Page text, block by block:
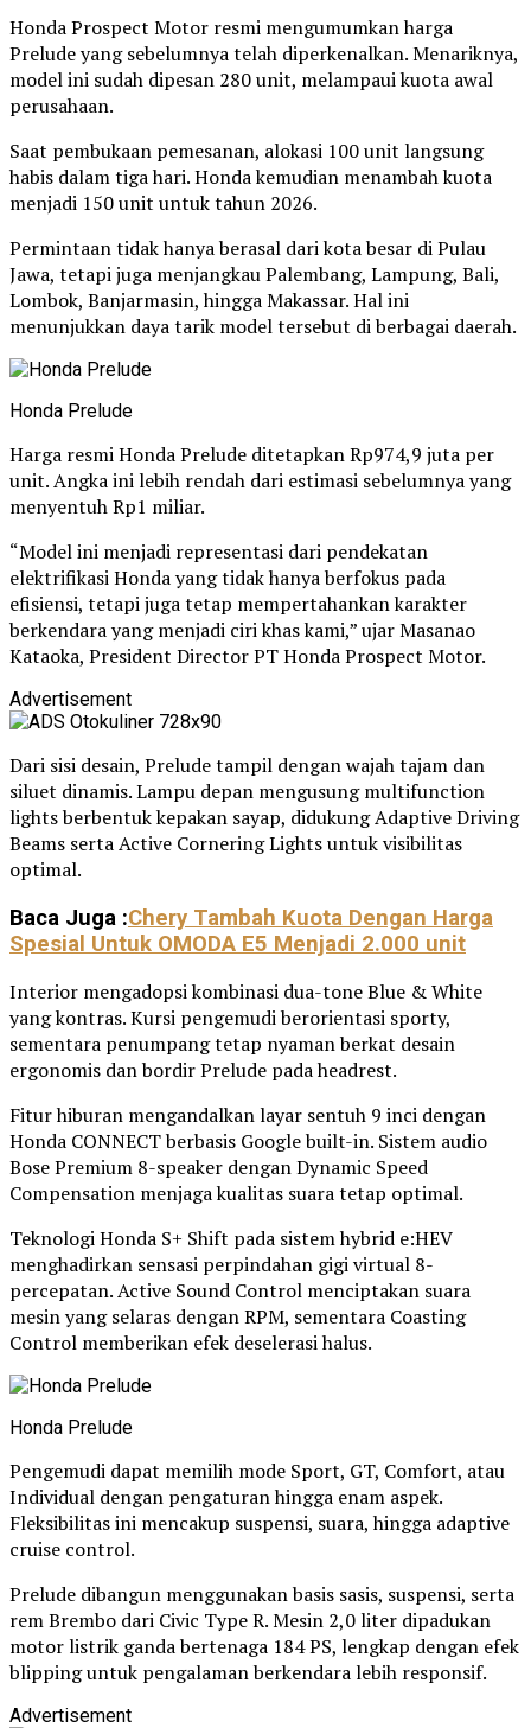
Honda Prospect Motor resmi mengumumkan harga
Prelude yang sebelumnya telah diperkenalkan. Menariknya,
model ini sudah dipesan 280 unit, melampaui kuota awal
perusahaan.
Saat pembukaan pemesanan, alokasi 100 unit langsung
habis dalam tiga hari. Honda kemudian menambah kuota
menjadi 150 unit untuk tahun 2026.
Permintaan tidak hanya berasal dari kota besar di Pulau
Jawa, tetapi juga menjangkau Palembang, Lampung, Bali,
Lombok, Banjarmasin, hingga Makassar. Hal ini
menunjukkan daya tarik model tersebut di berbagai daerah.
Honda Prelude
Harga resmi Honda Prelude ditetapkan Rp974,9 juta per
unit. Angka ini lebih rendah dari estimasi sebelumnya yang
menyentuh Rp1 miliar.
“Model ini menjadi representasi dari pendekatan
elektrifikasi Honda yang tidak hanya berfokus pada
efisiensi, tetapi juga tetap mempertahankan karakter
berkendara yang menjadi ciri khas kami,” ujar Masanao
Kataoka, President Director PT Honda Prospect Motor.
Advertisement
Dari sisi desain, Prelude tampil dengan wajah tajam dan
siluet dinamis. Lampu depan mengusung multifunction
lights berbentuk kepakan sayap, didukung Adaptive Driving
Beams serta Active Cornering Lights untuk visibilitas
optimal.
Baca Juga :Chery Tambah Kuota Dengan Harga
Spesial Untuk OMODA E5 Menjadi 2.000 unit
Interior mengadopsi kombinasi dua-tone Blue & White
yang kontras. Kursi pengemudi berorientasi sporty,
sementara penumpang tetap nyaman berkat desain
ergonomis dan bordir Prelude pada headrest.
Fitur hiburan mengandalkan layar sentuh 9 inci dengan
Honda CONNECT berbasis Google built-in. Sistem audio
Bose Premium 8-speaker dengan Dynamic Speed
Compensation menjaga kualitas suara tetap optimal.
Teknologi Honda S+ Shift pada sistem hybrid e:HEV
menghadirkan sensasi perpindahan gigi virtual 8-
percepatan. Active Sound Control menciptakan suara
mesin yang selaras dengan RPM, sementara Coasting
Control memberikan efek deselerasi halus.
Honda Prelude
Pengemudi dapat memilih mode Sport, GT, Comfort, atau
Individual dengan pengaturan hingga enam aspek.
Fleksibilitas ini mencakup suspensi, suara, hingga adaptive
cruise control.
Prelude dibangun menggunakan basis sasis, suspensi, serta
rem Brembo dari Civic Type R. Mesin 2,0 liter dipadukan
motor listrik ganda bertenaga 184 PS, lengkap dengan efek
blipping untuk pengalaman berkendara lebih responsif.
Advertisement